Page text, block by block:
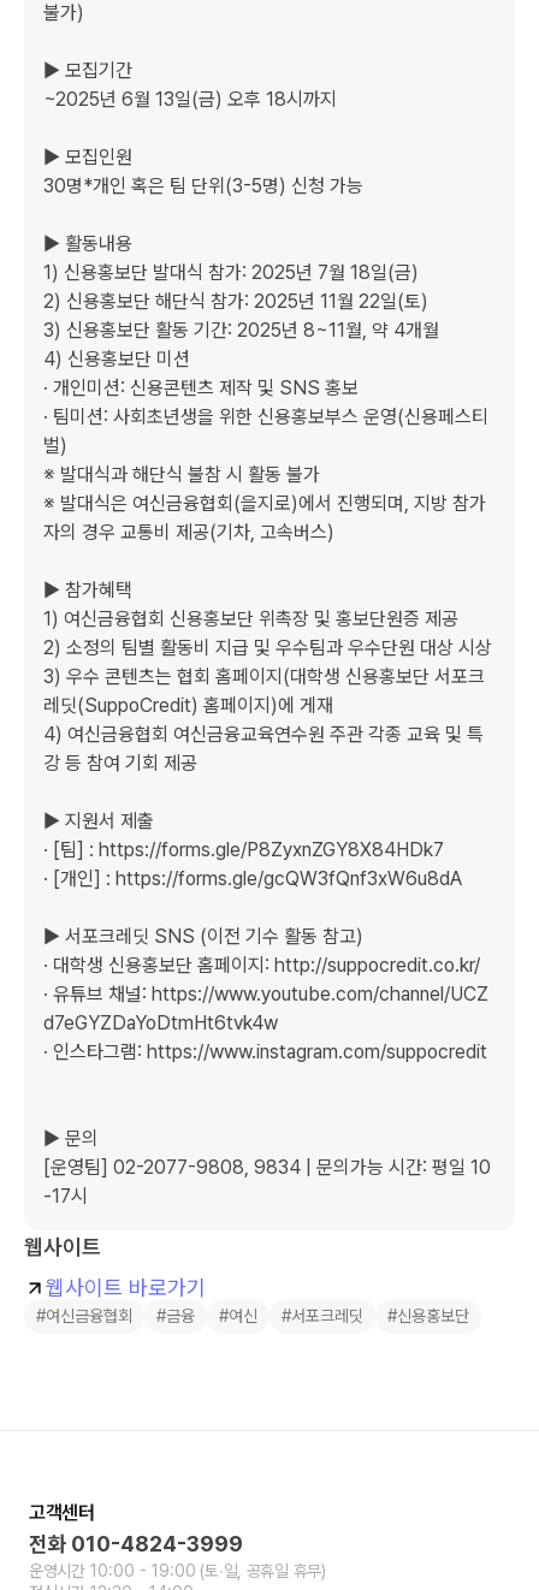
불가)
▶ 모집기간
~2025년 6월 13일(금) 오후 18시까지
▶ 모집인원
30명*개인 혹은 팀 단위(3-5명) 신청 가능
▶ 활동내용
1) 신용홍보단 발대식 참가: 2025년 7월 18일(금)
2) 신용홍보단 해단식 참가: 2025년 11월 22일(토)
3) 신용홍보단 활동 기간: 2025년 8~11월, 약 4개월
4) 신용홍보단 미션
· 개인미션: 신용콘텐츠 제작 및 SNS 홍보
· 팀미션: 사회초년생을 위한 신용홍보부스 운영(신용페스티
벌)
※ 발대식과 해단식 불참 시 활동 불가
※ 발대식은 여신금융협회(을지로)에서 진행되며, 지방 참가
자의 경우 교통비 제공(기차, 고속버스)
▶ 참가혜택
1) 여신금융협회 신용홍보단 위촉장 및 홍보단원증 제공
2) 소정의 팀별 활동비 지급 및 우수팀과 우수단원 대상 시상
3) 우수 콘텐츠는 협회 홈페이지(대학생 신용홍보단 서포크
레딧(SuppoCredit) 홈페이지)에 게재
4) 여신금융협회 여신금융교육연수원 주관 각종 교육 및 특
강 등 참여 기회 제공
▶ 지원서 제출
· [팀] : https://forms.gle/P8ZyxnZGY8X84HDk7
· [개인] : https://forms.gle/gcQW3fQnf3xW6u8dA
▶ 서포크레딧 SNS (이전 기수 활동 참고)
· 대학생 신용홍보단 홈페이지: http://suppocredit.co.kr/
· 유튜브 채널: https://www.youtube.com/channel/UCZ
d7eGYZDaYoDtmHt6tvk4w
· 인스타그램: https://www.instagram.com/suppocredit
▶ 문의
[운영팀] 02-2077-9808, 9834 | 문의가능 시간: 평일 10
-17시
웹사이트
웹사이트 바로가기
#여신금융협회 #금융 #여신 #서포크레딧 #신용홍보단
고객센터
전화 010-4824-3999
운영시간 10:00 - 19:00 (토∙일, 공휴일 휴무)